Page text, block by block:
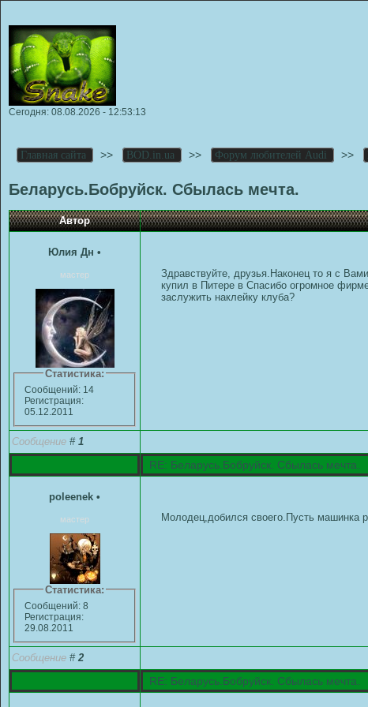
Сегодня: 08.08.2026 - 12:53:13
Главная сайта >> BOD.in.ua >> Форум любителей Audi >>
Беларусь.Бобруйск. Сбылась мечта.
Автор
Юлия Дн •
мастер
Статистика:
Сообщений: 14
Регистрация:
05.12.2011
Здравствуйте, друзья.Наконец то я с
купил в Питере в Спасибо огромное
заслужить наклейку клуба?
Сообщение # 1
RE: Беларусь.Бобруйск. Сбылась мечта.
poleenek •
мастер
Статистика:
Сообщений: 8
Регистрация:
29.08.2011
Молодец,добился своего.Пусть машинка
Сообщение # 2
RE: Беларусь.Бобруйск. Сбылась мечта.